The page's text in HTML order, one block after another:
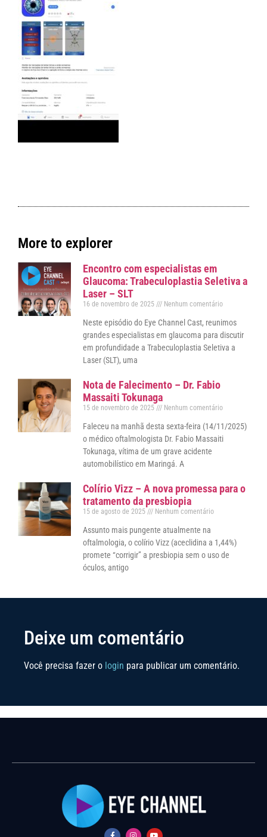
More to explorer
Encontro com especialistas em
Glaucoma: Trabeculoplastia Seletiva a
Laser – SLT
16 de novembro de 2025 Nenhum comentário
Neste episódio do Eye Channel Cast, reunimos
grandes especialistas em glaucoma para discutir
em profundidade a Trabeculoplastia Seletiva a
Laser (SLT), uma
Nota de Falecimento – Dr. Fabio
Massaiti Tokunaga
15 de novembro de 2025 Nenhum comentário
Faleceu na manhã desta sexta-feira (14/11/2025)
o médico oftalmologista Dr. Fabio Massaiti
Tokunaga, vítima de um grave acidente
automobilístico em Maringá. A
Colírio Vizz – A nova promessa para o
tratamento da presbiopia
15 de agosto de 2025 Nenhum comentário
Assunto mais pungente atualmente na
oftalmologia, o colírio Vizz (aceclidina a 1,44%)
promete “corrigir” a presbiopia sem o uso de
óculos, antigo
Deixe um comentário
Você precisa fazer o login para publicar um comentário.